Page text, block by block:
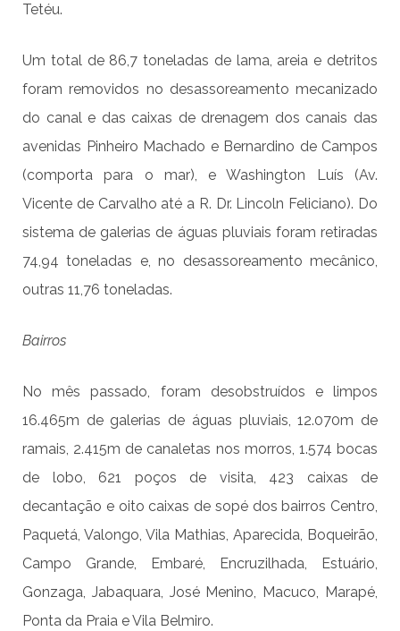
Tetéu.
Um total de 86,7 toneladas de lama, areia e detritos
foram removidos no desassoreamento mecanizado
do canal e das caixas de drenagem dos canais das
avenidas Pinheiro Machado e Bernardino de Campos
(comporta para o mar), e Washington Luís (Av.
Vicente de Carvalho até a R. Dr. Lincoln Feliciano). Do
sistema de galerias de águas pluviais foram retiradas
74,94 toneladas e, no desassoreamento mecânico,
outras 11,76 toneladas.
Bairros
No mês passado, foram desobstruídos e limpos
16.465m de galerias de águas pluviais, 12.070m de
ramais, 2.415m de canaletas nos morros, 1.574 bocas
de lobo, 621 poços de visita, 423 caixas de
decantação e oito caixas de sopé dos bairros Centro,
Paquetá, Valongo, Vila Mathias, Aparecida, Boqueirão,
Campo Grande, Embaré, Encruzilhada, Estuário,
Gonzaga, Jabaquara, José Menino, Macuco, Marapé,
Ponta da Praia e Vila Belmiro.